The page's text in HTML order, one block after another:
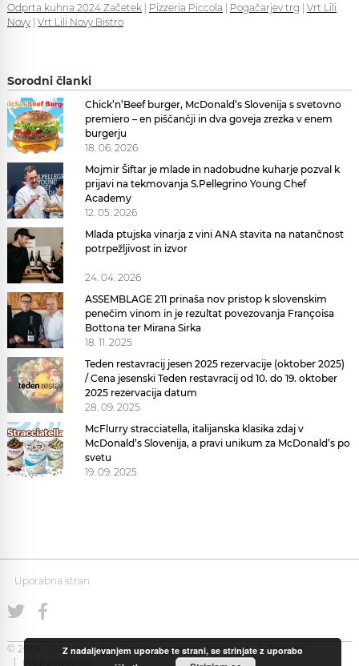
Odprta kuhna 2024 Začetek | Pizzeria Piccola | Pogačarjev trg | Vrt Lili
Novy | Vrt Lili Novy Bistro
Sorodni članki
Chick’n’Beef burger, McDonald’s Slovenija s svetovno
premiero – en piščančji in dva goveja zrezka v enem
burgerju
18. 06. 2026
Mojmir Šiftar je mlade in nadobudne kuharje pozval k
prijavi na tekmovanja S.Pellegrino Young Chef
Academy
12. 05. 2026
Mlada ptujska vinarja z vini ANA stavita na natančnost
potrpežljivost in izvor
24. 04. 2026
ASSEMBLAGE 211 prinaša nov pristop k slovenskim
penečim vinom in je rezultat povezovanja Françoisa
Bottona ter Mirana Sirka
18. 11. 2025
Teden restavracij jesen 2025 rezervacije (oktober 2025)
/ Cena jesenski Teden restavracij od 10. do 19. oktober
2025 rezervacija datum
28. 09. 2025
McFlurry stracciatella, italijanska klasika zdaj v
McDonald’s Slovenija, a pravi unikum za McDonald’s po
svetu
19. 09. 2025
Uporabna stran
© 2008-2026 Uporabna Stran gostuje naZabec.net
Piškotki
Pogoji uporabe
Z nadaljevanjem uporabe te strani, se strinjate z uporabo